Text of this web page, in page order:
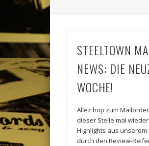
STEELTOWN
NEWS: DIE
WOCHE!
Allez hop zum
dieser Stelle mal
Highlights aus
durch den Review-